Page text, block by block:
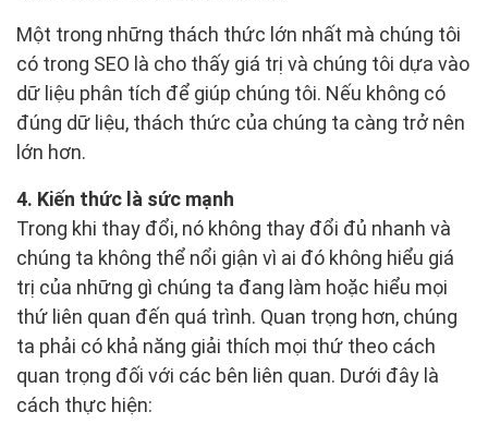
Một trong những thách thức lớn nhất mà chúng tôi
có trong SEO là cho thấy giá trị và chúng tôi dựa vào
dữ liệu phân tích để giúp chúng tôi. Nếu không có
đúng dữ liệu, thách thức của chúng ta càng trở nên
lớn hơn.
4. Kiến thức là sức mạnh
Trong khi thay đổi, nó không thay đổi đủ nhanh và
chúng ta không thể nổi giận vì ai đó không hiểu giá
trị của những gì chúng ta đang làm hoặc hiểu mọi
thứ liên quan đến quá trình. Quan trọng hơn, chúng
ta phải có khả năng giải thích mọi thứ theo cách
quan trọng đối với các bên liên quan. Dưới đây là
cách thực hiện: